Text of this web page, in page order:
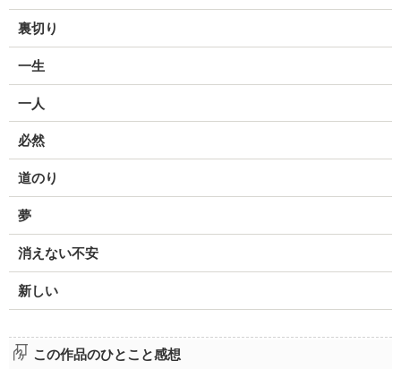
裏切り
一生
一人
必然
道のり
夢
消えない不安
新しい
この作品のひとこと感想